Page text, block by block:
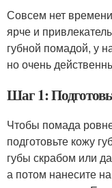
Совсем нет
ярче и
губной помадой, у
но очень
Шаг 1:
Чтобы помада
подготовьте кожу
губы скрабом или
а потом нанесите